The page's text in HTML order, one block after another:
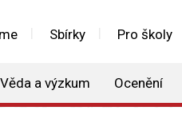
Sbírky Pro školy
Věda a výzkum Ocenění